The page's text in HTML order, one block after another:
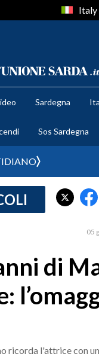
Italy
Sardegna
Sos Sardegna
05
di
ricorda l'attrice con